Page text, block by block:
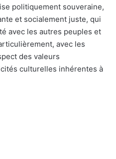
politiquement souveraine,
et socialement juste, qui
avec les autres peuples et
avec les
des valeurs
culturelles inhérentes à